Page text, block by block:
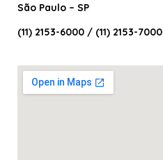
São Paulo – SP
(11) 2153-6000 / (11) 2153-7000